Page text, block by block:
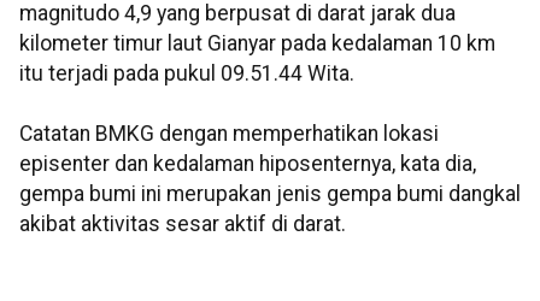
magnitudo 4,9 yang berpusat di darat jarak dua
kilometer timur laut Gianyar pada kedalaman 10 km
itu terjadi pada pukul 09.51.44 Wita.
Catatan BMKG dengan memperhatikan lokasi
episenter dan kedalaman hiposenternya, kata dia,
gempa bumi ini merupakan jenis gempa bumi dangkal
akibat aktivitas sesar aktif di darat.